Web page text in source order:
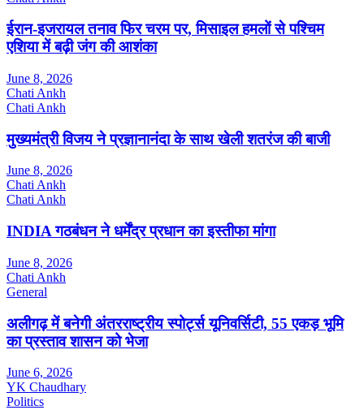
ईरान-इजरायल तनाव फिर चरम पर, मिसाइल हमलों से पश्चिम
एशिया में बढ़ी जंग की आशंका
June 8, 2026
Chati Ankh
Chati Ankh
मुख्यमंत्री विजय ने प्रज्ञानानंदा के साथ खेली शतरंज की बाजी
June 8, 2026
Chati Ankh
Chati Ankh
INDIA गठबंधन ने धर्मेंद्र प्रधान का इस्तीफा मांगा
June 8, 2026
Chati Ankh
General
अलीगढ़ में बनेगी अंतरराष्ट्रीय स्पोर्ट्स यूनिवर्सिटी, 55 एकड़ भूमि
का प्रस्ताव शासन को भेजा
June 6, 2026
YK Chaudhary
Politics